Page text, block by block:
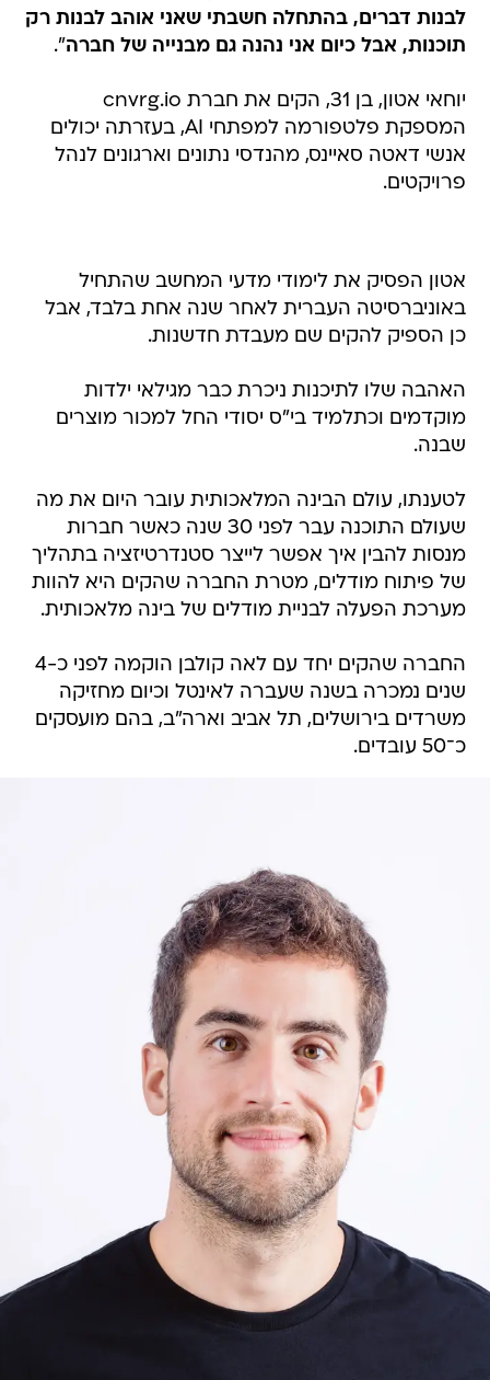
לבנות דברים, בהתחלה חשבתי שאני אוהב לבנות רק
תוכנות, אבל כיום אני נהנה גם מבנייה של חברה".
יוחאי אטון, בן 31, הקים את חברת cnvrg.io
המספקת פלטפורמה למפתחי AI, בעזרתה יכולים
אנשי דאטה סאיינס, מהנדסי נתונים וארגונים לנהל
פרויקטים.
אטון הפסיק את לימודי מדעי המחשב שהתחיל
באוניברסיטה העברית לאחר שנה אחת בלבד, אבל
כן הספיק להקים שם מעבדת חדשנות.
האהבה שלו לתיכנות ניכרת כבר מגילאי ילדות
מוקדמים וכתלמיד בי"ס יסודי החל למכור מוצרים
שבנה.
לטענתו, עולם הבינה המלאכותית עובר היום את מה
שעולם התוכנה עבר לפני 30 שנה כאשר חברות
מנסות להבין איך אפשר לייצר סטנדרטיזציה בתהליך
של פיתוח מודלים, מטרת החברה שהקים היא להוות
מערכת הפעלה לבניית מודלים של בינה מלאכותית.
החברה שהקים יחד עם לאה קולבן הוקמה לפני כ-4
שנים נמכרה בשנה שעברה לאינטל וכיום מחזיקה
משרדים בירושלים, תל אביב וארה"ב, בהם מועסקים
כ־50 עובדים.